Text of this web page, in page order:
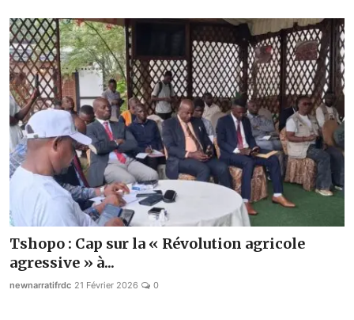
Tshopo : Cap sur la « Révolution agricole
agressive » à...
newnarratifrdc 21 Février 2026 0